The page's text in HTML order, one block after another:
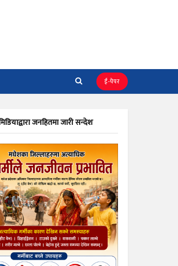
ई-पेपर
जनहितमा जारी सन्देश